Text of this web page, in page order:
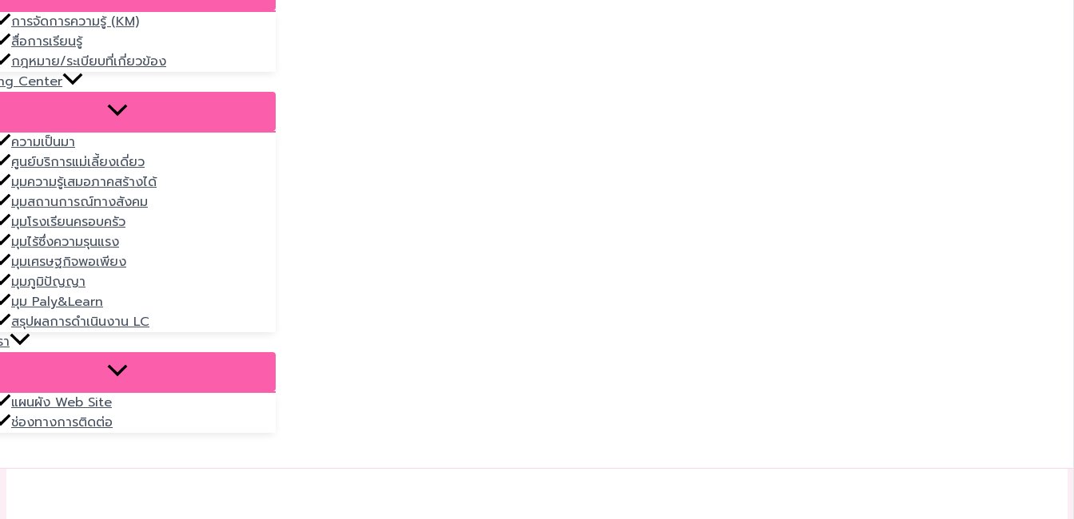
การจัดการความรู้ (KM)
สื่อการเรียนรู้
กฎหมาย/ระเบียบที่เกี่ยวข้อง
Center
ความเป็นมา
ศูนย์บริการแม่เลี้ยงเดี่ยว
มุมความรู้เสมอภาคสร้างได้
มุมสถานการณ์ทางสังคม
มุมโรงเรียนครอบครัว
มุมไร้ซึ่งความรุนแรง
มุมเศรษฐกิจพอเพียง
มุมภูมิปัญญา
มุม Paly&Learn
สรุปผลการดำเนินงาน LC
แผนผัง Web Site
ช่องทางการติดต่อ